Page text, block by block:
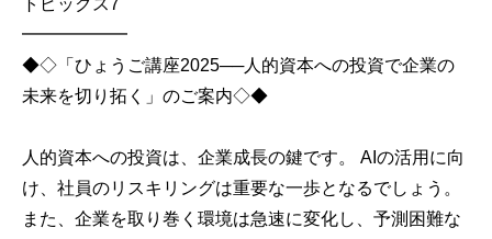
トピックス7
━━━━━━
◆◇「ひょうご講座2025──人的資本への投資で企業の
未来を切り拓く」のご案内◇◆
人的資本への投資は、企業成長の鍵です。 AIの活用に向
け、社員のリスキリングは重要な一歩となるでしょう。
また、企業を取り巻く環境は急速に変化し、予測困難な